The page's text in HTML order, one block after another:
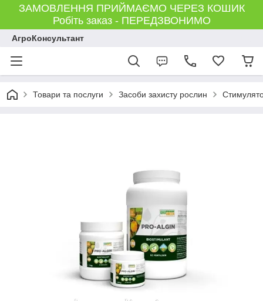
ЗАМОВЛЕННЯ ПРИЙМАЄМО ЧЕРЕЗ КОШИК
Робіть заказ - ПЕРЕДЗВОНИМО
АгроКонсультант
Товари та послуги Засоби захисту рослин